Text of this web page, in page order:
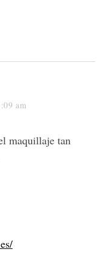
am
maquillaje tan